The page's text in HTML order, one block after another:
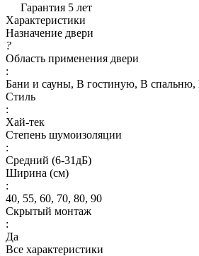
Гарантия 5 лет
Характеристики
Назначение двери
?
Область применения двери
:
Бани и сауны, В гостиную, В спальню,
Стиль
:
Хай-тек
Степень шумоизоляции
:
Средний (6-31дБ)
Ширина (см)
:
40, 55, 60, 70, 80, 90
Скрытый монтаж
:
Да
Все характеристики